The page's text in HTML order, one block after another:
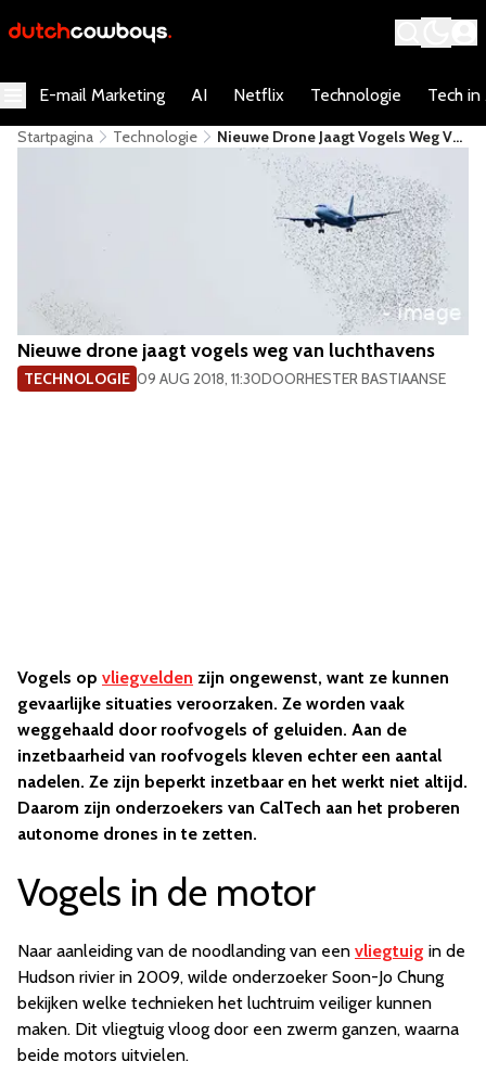
E-mail Marketing AI Netflix Technologie Tech in
Startpagina Technologie
Nieuwe Drone Jaagt Vogels Weg Van
Luchthavens
Nieuwe drone jaagt vogels weg van luchthavens
TECHNOLOGIE 09 AUG 2018, 11:30DOORHESTER BASTIAANSE
Vogels op vliegvelden zijn ongewenst, want ze kunnen
gevaarlijke situaties veroorzaken. Ze worden vaak
weggehaald door roofvogels of geluiden. Aan de
inzetbaarheid van roofvogels kleven echter een aantal
nadelen. Ze zijn beperkt inzetbaar en het werkt niet altijd.
Daarom zijn onderzoekers van CalTech aan het proberen
autonome drones in te zetten.
Vogels in de motor
Naar aanleiding van de noodlanding van een vliegtuig in de
Hudson rivier in 2009, wilde onderzoeker Soon-Jo Chung
bekijken welke technieken het luchtruim veiliger kunnen
maken. Dit vliegtuig vloog door een zwerm ganzen, waarna
beide motors uitvielen.